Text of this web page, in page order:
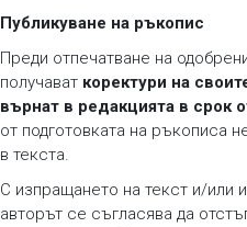
Публикуване на ръкопис
Преди отпечатване на
получават коректури на
върнат в редакцията в срок
от подготовката на ръкописа
в текста.
С изпращането на текст и/или
авторът се съгласява да